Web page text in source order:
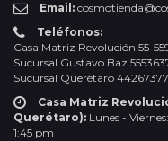
Email:
Teléfonos:
Casa Matriz Revolución 55-
Sucursal Gustavo Baz
Sucursal Querétaro
Casa Matriz
Querétaro): Lunes -
1:45 pm